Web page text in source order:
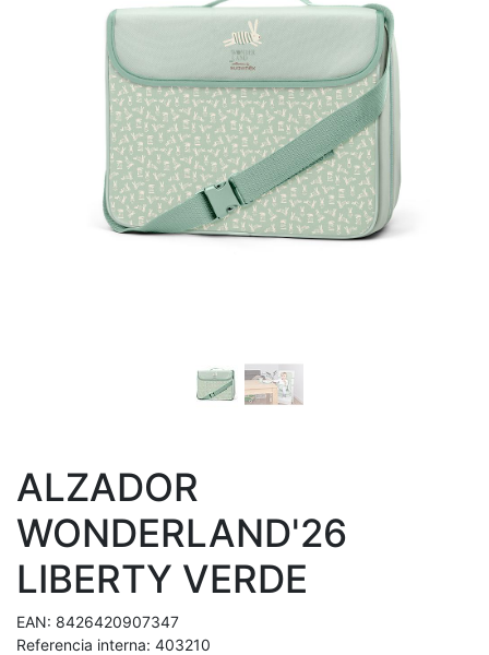
ALZADOR
WONDERLAND'26
LIBERTY VERDE
EAN: 8426420907347
Referencia interna: 403210